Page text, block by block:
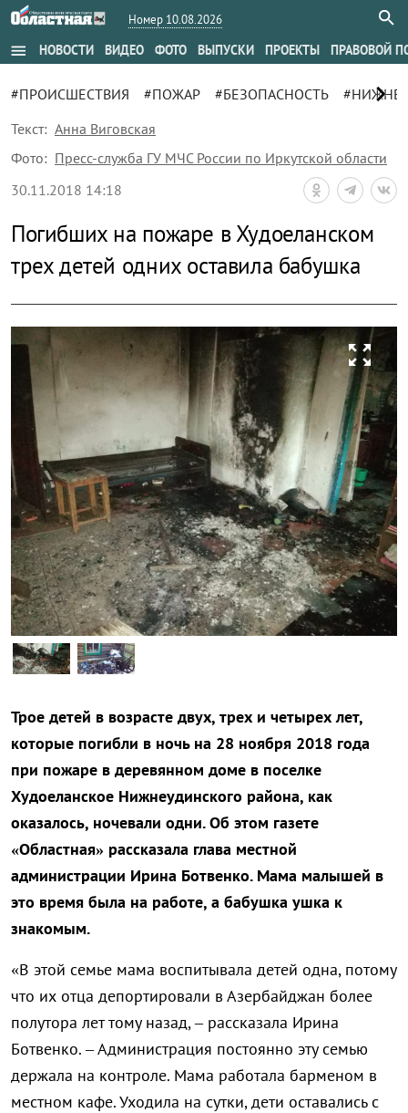
Номер 10.08.2026
menu НОВОСТИ ВИДЕО ФОТО ВЫПУСКИ ПРОЕКТЫ ПРАВОВОЙ
#ПРОИСШЕСТВИЯ #ПОЖАР #БЕЗОПАСНОСТЬ chevron_right
Текст: Анна Виговская
Фото: Пресс-служба ГУ МЧС России по Иркутской области
30.11.2018 14:18
Погибших на пожаре в Худоеланском
трех детей одних оставила бабушка
zoom_out_map
Трое детей в возрасте двух, трех и четырех лет,
которые погибли в ночь на 28 ноября 2018 года
при пожаре в деревянном доме в поселке
Худоеланское Нижнеудинского района, как
оказалось, ночевали одни. Об этом газете
«Областная» рассказала глава местной
администрации Ирина Ботвенко. Мама малышей в
это время была на работе, а бабушка ушка к
знакомым.
«В этой семье мама воспитывала детей одна, потому
что их отца депортировали в Азербайджан более
полутора лет тому назад, – рассказала Ирина
Ботвенко. – Администрация постоянно эту семью
держала на контроле. Мама работала барменом в
местном кафе. Уходила на сутки, дети оставались с